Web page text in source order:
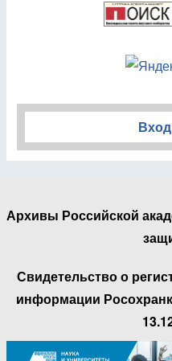
Архивы Российской
Свидетельство о
информации